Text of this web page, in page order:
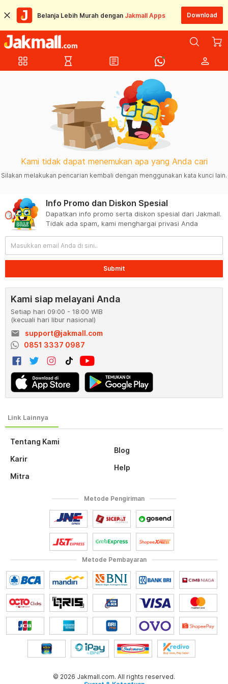
Belanja Lebih Murah dengan Jakmall Apps Download
grid_view hourglass_empty article person
Kami tidak dapat menemukan apa yang Anda cari
Silakan melakukan pencarian kembali dengan menggunakan kata kunci lain.
Tentang Kami
Karir
Mitra
Blog
Help
Info Promo dan Diskon Spesial
Dapatkan info promo serta diskon spesial dari Jakmall.
Tidak ada spam, kami menghargai privasi Anda
Submit
Kami siap melayani Anda
Setiap hari 09:00 - 18:00 WIB
(kecuali hari libur nasional)
email
support@jakmall.com
0851 3337 0987
Metode Pembayaran
Metode Pengiriman
© 2026 Jakmall.com. All rights reserved.